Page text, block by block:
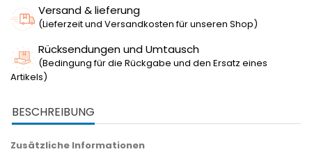
Versand & lieferung
(Lieferzeit und Versandkosten für unseren Shop)
Rücksendungen und Umtausch
(Bedingung für die Rückgabe und den Ersatz eines
Artikels)
BESCHREIBUNG
Zusätzliche Informationen